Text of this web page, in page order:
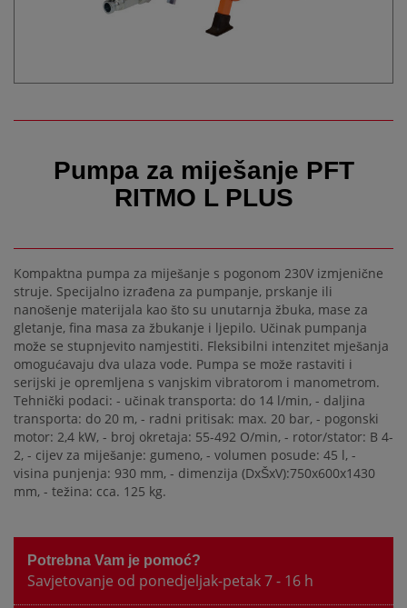
Pumpa za miješanje PFT
RITMO L PLUS
Kompaktna pumpa za miješanje s pogonom 230V izmjenične
struje. Specijalno izrađena za pumpanje, prskanje ili
nanošenje materijala kao što su unutarnja žbuka, mase za
gletanje, fina masa za žbukanje i ljepilo. Učinak pumpanja
može se stupnjevito namjestiti. Fleksibilni intenzitet mješanja
omogućavaju dva ulaza vode. Pumpa se može rastaviti i
serijski je opremljena s vanjskim vibratorom i manometrom.
Tehnički podaci: - učinak transporta: do 14 l/min, - daljina
transporta: do 20 m, - radni pritisak: max. 20 bar, - pogonski
motor: 2,4 kW, - broj okretaja: 55-492 O/min, - rotor/stator: B 4-
2, - cijev za miješanje: gumeno, - volumen posude: 45 l, -
visina punjenja: 930 mm, - dimenzija (DxŠxV):750x600x1430
mm, - težina: cca. 125 kg.
Potrebna Vam je pomoć?
Savjetovanje od ponedjeljak-petak 7 - 16 h